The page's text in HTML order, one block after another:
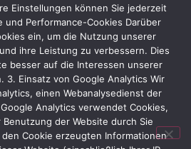
Einstellungen können Sie jederzeit
und Performance-Cookies Darüber
ein, um die Nutzung unserer
ihre Leistung zu verbessern. Dies
besser auf die Interessen unserer
3. Einsatz von Google Analytics Wir
einen Webanalysedienst der
Analytics verwendet Cookies,
der Website durch Sie
Cookie erzeugten Informationen